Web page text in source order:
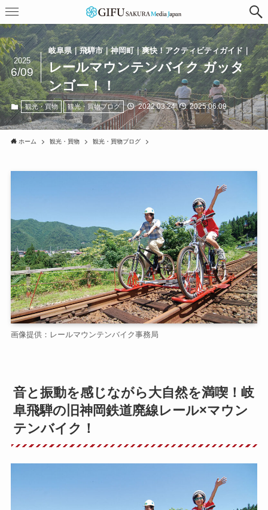
岐阜県｜飛騨市｜神岡町｜爽快！アクティビティガイド｜
レールマウンテンバイク ガッタ
ンゴー！！
2025
6/09
観光・買物 観光・買物ブログ 2022.03.24 2025.06.09
ホーム 観光・買物 観光・買物ブログ
画像提供：レールマウンテンバイク事務局
音と振動を感じながら大自然を満喫！岐
阜飛騨の旧神岡鉄道廃線レール×マウン
テンバイク！